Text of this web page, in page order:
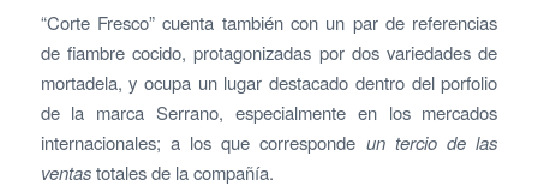
“Corte Fresco” cuenta también con un par de referencias
de fiambre cocido, protagonizadas por dos variedades de
mortadela, y ocupa un lugar destacado dentro del porfolio
de la marca Serrano, especialmente en los mercados
internacionales; a los que corresponde un tercio de las
ventas totales de la compañía.